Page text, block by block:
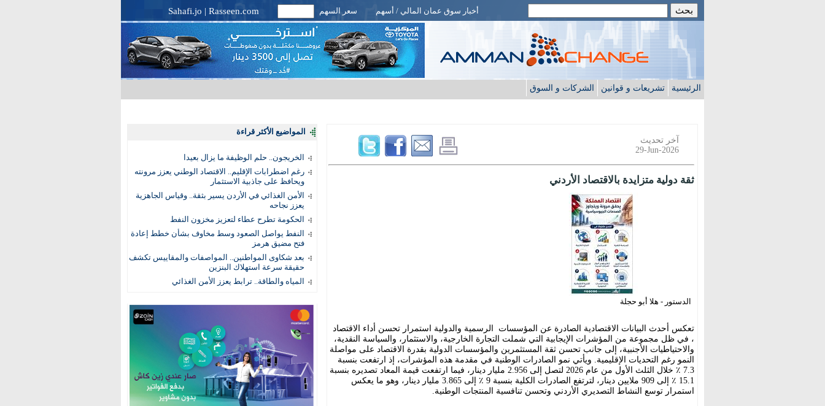
أخبار سوق عمان المالي / أسهم سعر السهم Sahafi.jo | Rasseen.com
الرئيسية تشريعات و قوانين الشركات و السوق
المواضيع الأكثر قراءة
الخريجون.. حلم الوظيفة ما يزال بعيدا
رغم اضطرابات الإقليم.. الاقتصاد الوطني يعزز مرونته
ويحافظ على جاذبية الاستثمار
الأمن الغذائي في الأردن يسير بثقة.. وقياس الجاهزية
يعزز نجاحه
الحكومة تطرح عطاء لتعزيز مخزون النفط
النفط يواصل الصعود وسط مخاوف بشأن خطط إعادة
فتح مضيق هرمز
بعد شكاوى المواطنين.. المواصفات والمقاييس تكشف
حقيقة سرعة استهلاك البنزين
المياه والطاقة.. ترابط يعزز الأمن الغذائي
آخر تحديث
29-Jun-2026
ثقة دولية متزايدة بالاقتصاد الأردني
الدستور - هلا أبو حجلة
تعكس أحدث البيانات الاقتصادية الصادرة عن المؤسسات الرسمية والدولية استمرار تحسن أداء الاقتصاد
، في ظل مجموعة من المؤشرات الإيجابية التي شملت التجارة الخارجية، والاستثمار، والسياسة النقدية،
والاحتياطيات الأجنبية، إلى جانب تحسن ثقة المستثمرين والمؤسسات الدولية بقدرة الاقتصاد على مواصلة
النمو رغم التحديات الإقليمية. ويأتي نمو الصادرات الوطنية في مقدمة هذه المؤشرات، إذ ارتفعت بنسبة
7.3 ٪ خلال الثلث الأول من عام 2026 لتصل إلى 2.956 مليار دينار، فيما ارتفعت قيمة المعاد تصديره بنسبة
15.1 ٪ إلى 909 ملايين دينار، لترتفع الصادرات الكلية بنسبة 9 ٪ إلى 3.865 مليار دينار، وهو ما يعكس
استمرار توسع النشاط التصديري الأردني وتحسن تنافسية المنتجات الوطنية.